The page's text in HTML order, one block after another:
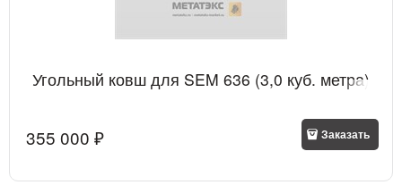
Угольный ковш для SEM 636 (3,0 куб. метра)
355 000 ₽ Заказать